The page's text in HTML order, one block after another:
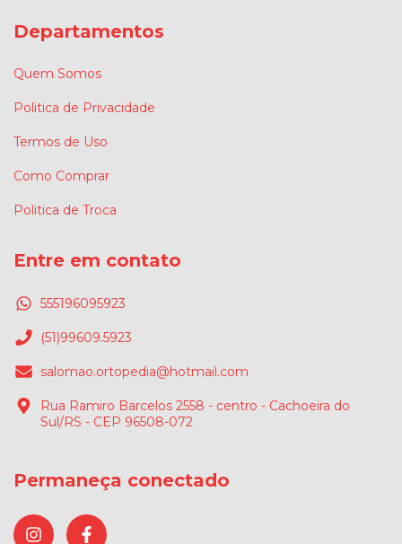
Departamentos
Quem Somos
Politica de Privacidade
Termos de Uso
Como Comprar
Politica de Troca
Entre em contato
555196095923
(51)99609.5923
salomao.ortopedia@hotmail.com
Rua Ramiro Barcelos 2558 - centro - Cachoeira do
Sul/RS - CEP 96508-072
Permaneça conectado